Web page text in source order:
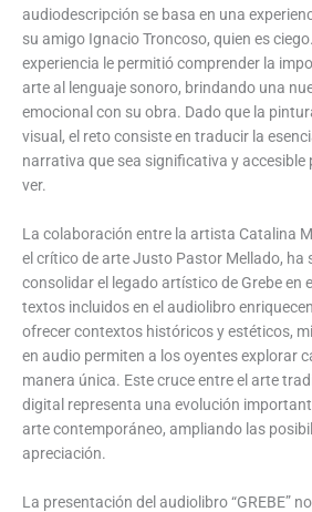
audiodescripción se basa en una
su amigo Ignacio Troncoso, quien es
experiencia le permitió comprender la
arte al lenguaje sonoro, brindando una
emocional con su obra. Dado que la
visual, el reto consiste en traducir la
narrativa que sea significativa y accesible
ver.
La colaboración entre la artista Catalina
el crítico de arte Justo Pastor Mellado, ha
consolidar el legado artístico de Grebe en
textos incluidos en el audiolibro
ofrecer contextos históricos y estéticos,
en audio permiten a los oyentes explorar
manera única. Este cruce entre el arte
digital representa una evolución
arte contemporáneo, ampliando las
apreciación.
La presentación del audiolibro “GREBE”